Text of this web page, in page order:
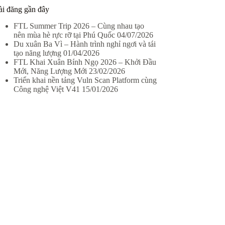
đăng gần đây
FTL Summer Trip 2026 – Cùng nhau tạo
nên mùa hè rực rỡ tại Phú Quốc 04/07/2026
Du xuân Ba Vì – Hành trình nghỉ ngơi và tái
tạo năng lượng 01/04/2026
FTL Khai Xuân Bính Ngọ 2026 – Khởi Đầu
Mới, Năng Lượng Mới 23/02/2026
Triển khai nền tảng Vuln Scan Platform cùng
Công nghệ Việt V41 15/01/2026